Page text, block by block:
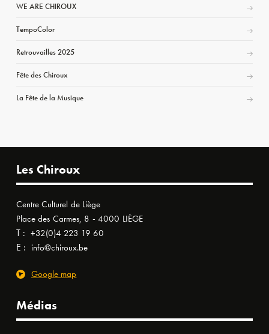
WE ARE CHIROUX
TempoColor
Retrouvailles 2025
Fête des Chiroux
La Fête de la Musique
Les Chiroux
Centre Culturel de Liège
Place des Carmes, 8 - 4000 LIÈGE
T : +32(0)4 223 19 60
E : info@chiroux.be
Google map
Médias